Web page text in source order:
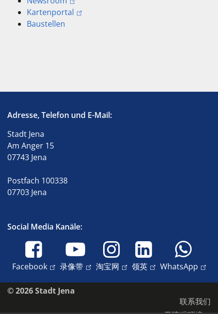
Kartenportal
Baustellen
Adresse, Telefon und E-Mail:
Stadt Jena
Am Anger 15
07743 Jena
Postfach 100338
07703 Jena
Social Media Kanäle:
Facebook 录像带 淘宝网 领英 WhatsApp
© 2026 Stadt Jena
联系我们